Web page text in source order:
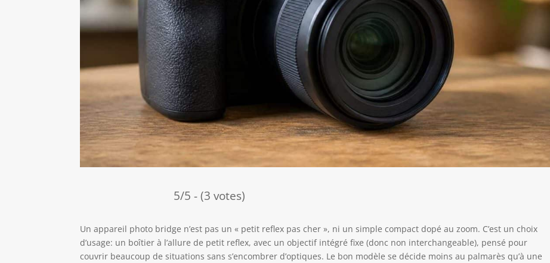
5/5 - (3 votes)
Un appareil photo bridge n’est pas un « petit reflex pas cher », ni un simple compact dopé au zoom. C’est un choix
d’usage: un boîtier à l’allure de petit reflex, avec un objectif intégré fixe (donc non interchangeable), pensé pour
couvrir beaucoup de situations sans s’encombrer d’optiques. Le bon modèle se décide moins au palmarès qu’à une